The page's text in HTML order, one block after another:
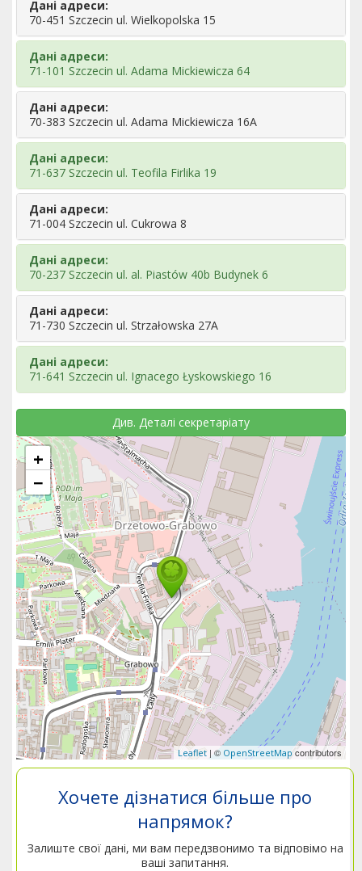
Дані адреси:
70-451 Szczecin ul. Wielkopolska 15
Дані адреси:
71-101 Szczecin ul. Adama Mickiewicza 64
Дані адреси:
70-383 Szczecin ul. Adama Mickiewicza 16A
Дані адреси:
71-637 Szczecin ul. Teofila Firlika 19
Дані адреси:
71-004 Szczecin ul. Cukrowa 8
Дані адреси:
70-237 Szczecin ul. al. Piastów 40b Budynek 6
Дані адреси:
71-730 Szczecin ul. Strzałowska 27A
Дані адреси:
71-641 Szczecin ul. Ignacego Łyskowskiego 16
Див. Деталі секретаріату
+
−
Leaflet | © OpenStreetMap contributors
Хочете дізнатися більше про
напрямок?
Залиште свої дані, ми вам передзвонимо та відповімо на
ваші запитання.